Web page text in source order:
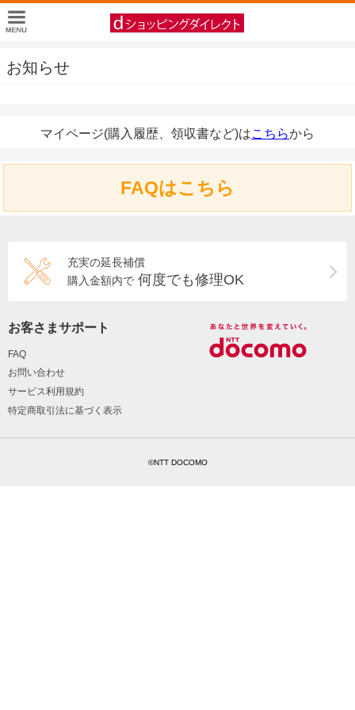
お知らせ
マイページ(購入履歴、領収書など)はこちらから
FAQはこちら
充実の延長補償
購入金額内で 何度でも修理OK
お客さまサポート
FAQ
お問い合わせ
サービス利用規約
特定商取引法に基づく表示
©NTT DOCOMO